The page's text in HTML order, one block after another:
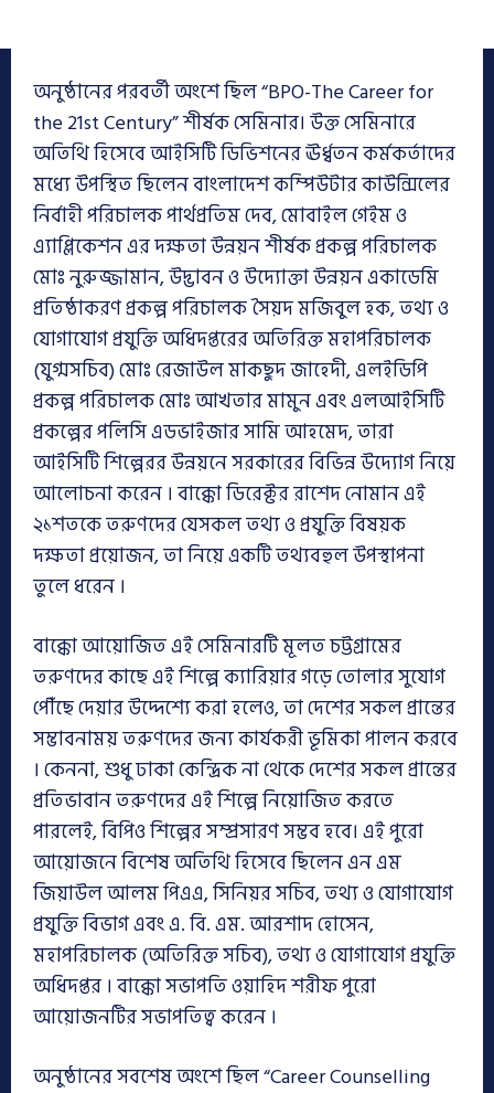
অনুষ্ঠানের পরবর্তী অংশে ছিল “BPO-The Career for
the 21st Century” শীর্ষক সেমিনার। উক্ত সেমিনারে
অতিথি হিসেবে আইসিটি ডিভিশনের ঊর্ধ্বতন কর্মকর্তাদের
মধ্যে উপস্থিত ছিলেন বাংলাদেশ কম্পিউটার কাউন্সিলের
নির্বাহী পরিচালক পার্থপ্রতিম দেব, মোবাইল গেইম ও
এ্যাপ্লিকেশন এর দক্ষতা উন্নয়ন শীর্ষক প্রকল্প পরিচালক
মোঃ নুরুজ্জামান, উদ্ভাবন ও উদ্যোক্তা উন্নয়ন একাডেমি
প্রতিষ্ঠাকরণ প্রকল্প পরিচালক সৈয়দ মজিবুল হক, তথ্য ও
যোগাযোগ প্রযুক্তি অধিদপ্তরের অতিরিক্ত মহাপরিচালক
(যুগ্মসচিব) মোঃ রেজাউল মাকছুদ জাহেদী, এলইডিপি
প্রকল্প পরিচালক মোঃ আখতার মামুন এবং এলআইসিটি
প্রকল্পের পলিসি এডভাইজার সামি আহমেদ, তারা
আইসিটি শিল্পেরর উন্নয়নে সরকারের বিভিন্ন উদ্যোগ নিয়ে
আলোচনা করেন । বাক্কো ডিরেক্টর রাশেদ নোমান এই
২১শতকে তরুণদের যেসকল তথ্য ও প্রযুক্তি বিষয়ক
দক্ষতা প্রয়োজন, তা নিয়ে একটি তথ্যবহুল উপস্থাপনা
তুলে ধরেন ।
বাক্কো আয়োজিত এই সেমিনারটি মূলত চট্টগ্রামের
তরুণদের কাছে এই শিল্পে ক্যারিয়ার গড়ে তোলার সুযোগ
পৌঁছে দেয়ার উদ্দেশ্যে করা হলেও, তা দেশের সকল প্রান্তের
সম্ভাবনাময় তরুণদের জন্য কার্যকরী ভূমিকা পালন করবে
। কেননা, শুধু ঢাকা কেন্দ্রিক না থেকে দেশের সকল প্রান্তের
প্রতিভাবান তরুণদের এই শিল্পে নিয়োজিত করতে
পারলেই, বিপিও শিল্পের সম্প্রসারণ সম্ভব হবে। এই পুরো
আয়োজনে বিশেষ অতিথি হিসেবে ছিলেন এন এম
জিয়াউল আলম পিএএ, সিনিয়র সচিব, তথ্য ও যোগাযোগ
প্রযুক্তি বিভাগ এবং এ. বি. এম. আরশাদ হোসেন,
মহাপরিচালক (অতিরিক্ত সচিব), তথ্য ও যোগাযোগ প্রযুক্তি
অধিদপ্তর । বাক্কো সভাপতি ওয়াহিদ শরীফ পুরো
আয়োজনটির সভাপতিত্ব করেন ।
অনুষ্ঠানের সবশেষ অংশে ছিল “Career Counselling